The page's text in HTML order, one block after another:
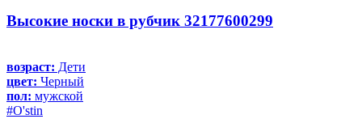
Высокие носки в рубчик 32177600299
возраст: Дети
цвет: Черный
пол: мужской
#O'stin